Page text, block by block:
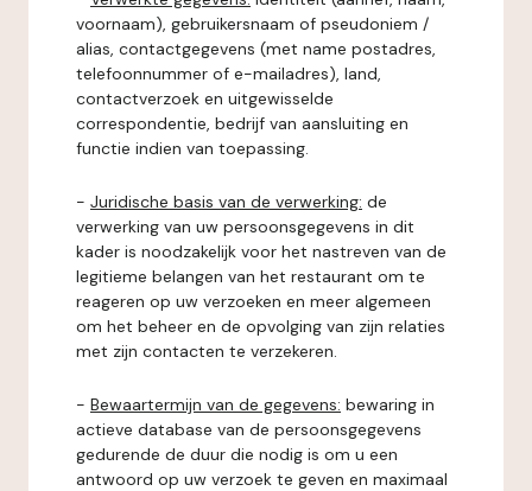
voornaam), gebruikersnaam of pseudoniem /
alias, contactgegevens (met name postadres,
telefoonnummer of e-mailadres), land,
contactverzoek en uitgewisselde
correspondentie, bedrijf van aansluiting en
functie indien van toepassing.
- Juridische basis van de verwerking: de
verwerking van uw persoonsgegevens in dit
kader is noodzakelijk voor het nastreven van de
legitieme belangen van het restaurant om te
reageren op uw verzoeken en meer algemeen
om het beheer en de opvolging van zijn relaties
met zijn contacten te verzekeren.
- Bewaartermijn van de gegevens: bewaring in
actieve database van de persoonsgegevens
gedurende de duur die nodig is om u een
antwoord op uw verzoek te geven en maximaal